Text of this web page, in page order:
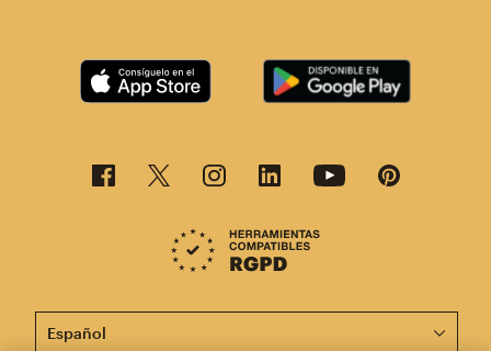
Esta página está disponible en otros idiomas. ¡Elige